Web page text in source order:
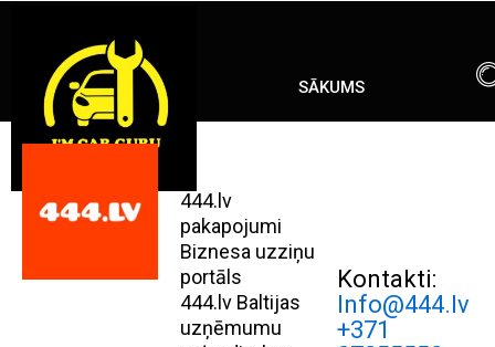
SĀKUMS
444.lv
pakapojumi
Biznesa uzziņu
portāls
444.lv Baltijas
uzņēmumu
Kontakti:
Info@444.lv
+371